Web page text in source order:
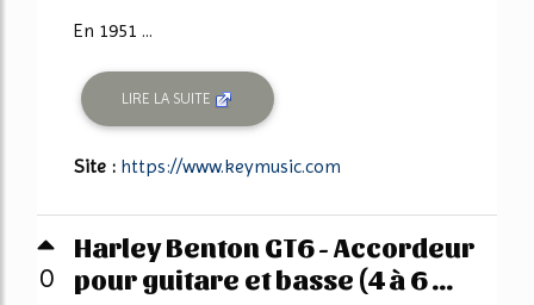
En 1951 ...
LIRE LA SUITE
Site : https://www.keymusic.com
0
Harley Benton GT6 - Accordeur
pour guitare et basse (4 à 6 ...